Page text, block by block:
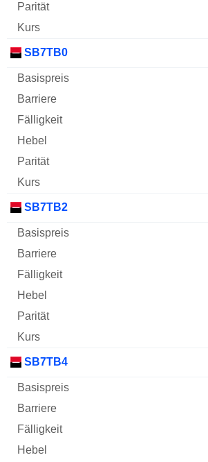
SB7TB0
SB7TB2
SB7TB4